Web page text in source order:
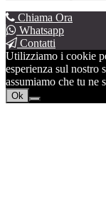
Chiama Ora
Whatsapp
Contatti
Utilizziamo i cookie
esperienza sul nostro
assumiamo che tu
Ok